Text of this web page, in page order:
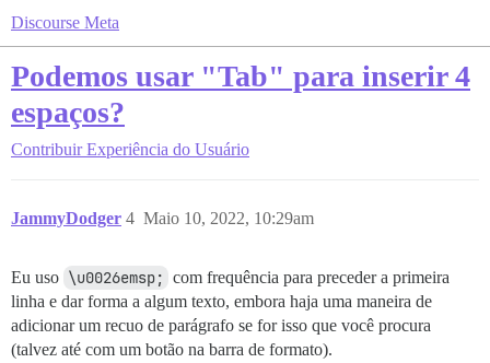
Discourse Meta
Podemos usar "Tab" para inserir 4
espaços?
Contribuir Experiência do Usuário
JammyDodger Maio 10, 2022, 10:29am
4
Eu uso \u0026emsp; com frequência para preceder a primeira
linha e dar forma a algum texto, embora haja uma maneira de
adicionar um recuo de parágrafo se for isso que você procura
(talvez até com um botão na barra de formato).